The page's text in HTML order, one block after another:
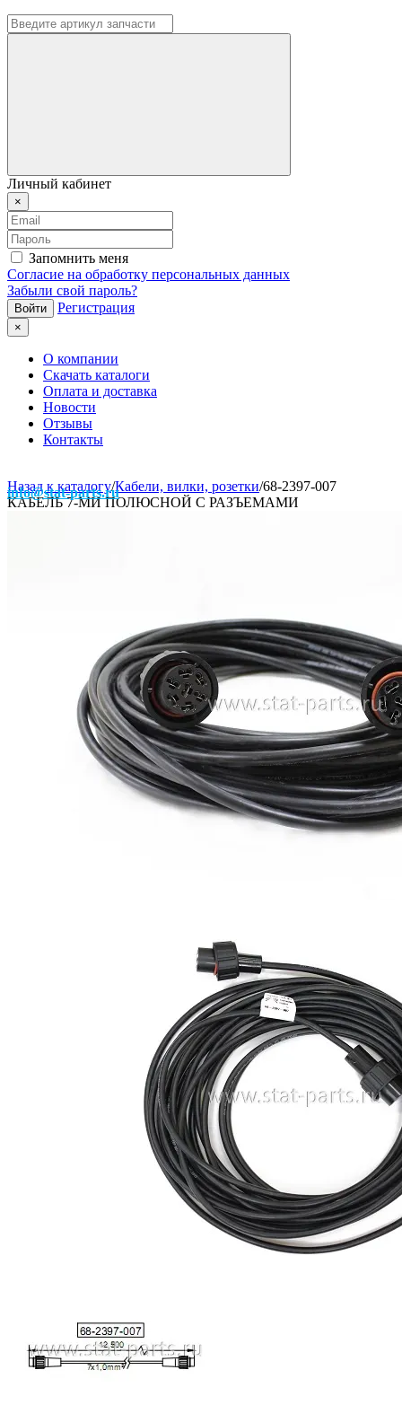
Личный кабинет
×
Запомнить меня
Согласие на обработку персональных данных
Забыли свой пароль?
Регистрация
×
О компании
Скачать каталоги
Оплата и доставка
Новости
Отзывы
Контакты
info@stat-parts.ru
Назад к каталогу/Кабели, вилки, розетки/68-2397-007
КАБЕЛЬ 7-МИ ПОЛЮСНОЙ С РАЗЪЕМАМИ